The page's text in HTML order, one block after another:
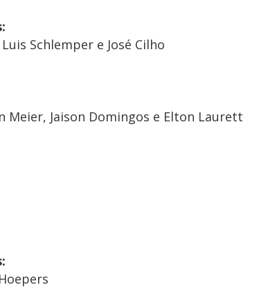
Schlemper e José Cilho
Meier, Jaison Domingos e Elton Laurett